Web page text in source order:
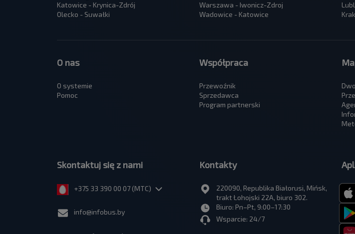
Katowice - Krynica-Zdrój
Olecko - Suwałki
Warszawa - Iwonicz-Zdroj
Wadowice - Katowice
O nas
O systemie
Pomoc
Współpraca
Przewoźnik
Sprzedawca
Program partnerski
Skontaktuj się z nami
+375 33 390 00 07 (МТС)
info@infobus.by
Kontakty
220090, Republika Białorusi, Mińsk,
trakt Łohojski 22A, biuro 302.
Biuro: Pn–Pt, 9:00–17:30
Wsparcie: 24/7